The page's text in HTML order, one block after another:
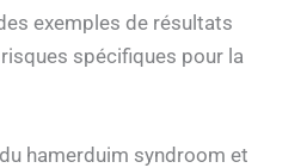
exemples de résultats
spécifiques pour la
hamerduim syndroom et